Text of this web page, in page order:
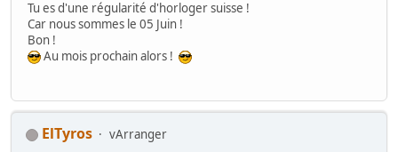
Tu es d'une régularité d'horloger suisse !
Car nous sommes le 05 Juin !
Bon !
Au mois prochain alors !
ElTyros
vArranger